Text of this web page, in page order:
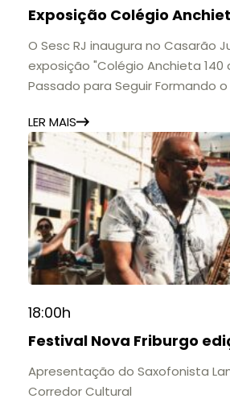
Exposição Colégio
O Sesc RJ inaugura no Casarão
exposição "Colégio Anchieta 140
Passado para Seguir Formando
importantes instituições de
Friburgo e do Brasil.
A mostra convida o público a
do Colégio Anchieta por meio
histórias e marcos que
contribuição para a educação, a
formação de gerações.
📍 Casarão Julius Arp
📅 Até 30 de setembro
11h às 17h
🎟️ Entrada gratuita.
LER MAIS
18:00h
Festival Nova Friburgo
Apresentação do Saxofonista
Corredor Cultural